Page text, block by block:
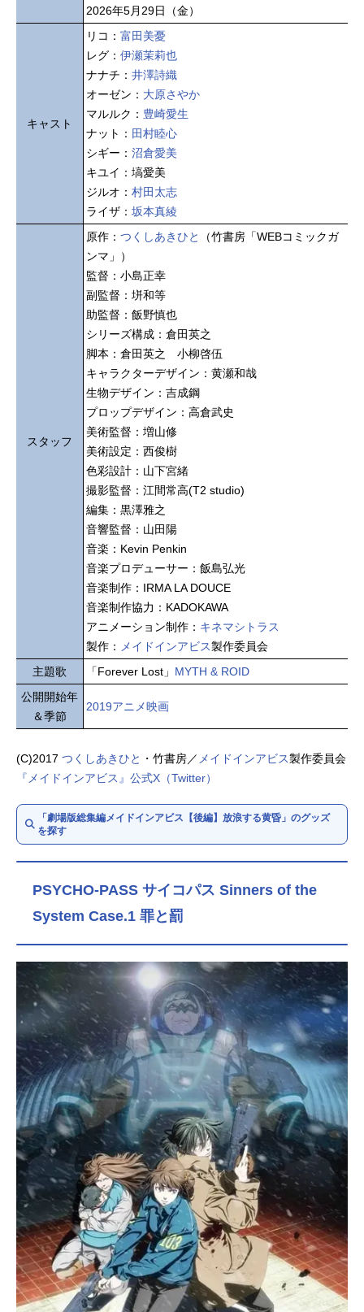
2026年5月29日（金）
キャスト
リコ： 富田美憂
レグ： 伊瀬茉莉也
ナナチ： 井澤詩織
オーゼン： 大原さやか
マルルク： 豊崎愛生
ナット： 田村睦心
シギー： 沼倉愛美
キユイ：塙愛美
ジルオ： 村田太志
ライザ： 坂本真綾
スタッフ
原作： つくしあきひと
（竹書房「WEBコミックガ
ンマ」）
監督：小島正幸
副監督：垪和等
助監督：飯野慎也
シリーズ構成：倉田英之
脚本：倉田英之 小柳啓伍
キャラクターデザイン：黄瀬和哉
生物デザイン：吉成鋼
プロップデザイン：高倉武史
美術監督：増山修
美術設定：西俊樹
色彩設計：山下宮緒
撮影監督：江間常高(T2 studio)
編集：黒澤雅之
音響監督：山田陽
音楽：Kevin Penkin
音楽プロデューサー：飯島弘光
音楽制作：IRMA LA DOUCE
音楽制作協力：KADOKAWA
アニメーション制作： キネマシトラス
製作： メイドインアビス製作委員会
主題歌
「Forever Lost」 MYTH & ROID
公開開始年
＆季節
2019アニメ映画
(C)2017 つくしあきひと ・竹書房／ メイドインアビス製作委員会
『メイドインアビス』公式X（Twitter）
「劇場版総集編メイドインアビス【後編】放浪する黄昏」のグッズ
を探す
PSYCHO-PASS サイコパス Sinners of the
System Case.1 罪と罰